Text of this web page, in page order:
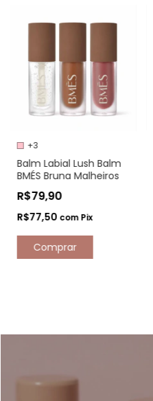
+3
Balm Labial Lush Balm
BMÉS Bruna Malheiros
R$79,90
R$77,50 comPix
Comprar